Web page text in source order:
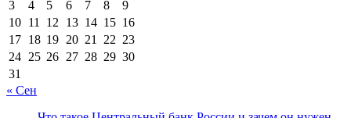
3
4 5 6 7 8
9
10 11 12 13 14 15 16
17 18 19 20 21 22 23
24 25 26 27 28 29 30
31
« Сен